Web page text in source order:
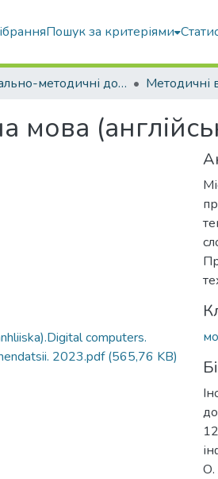
Пошук за критеріями
Навчально-методичні документи
мова
computers.
2023.pdf(565,76 KB)
О.